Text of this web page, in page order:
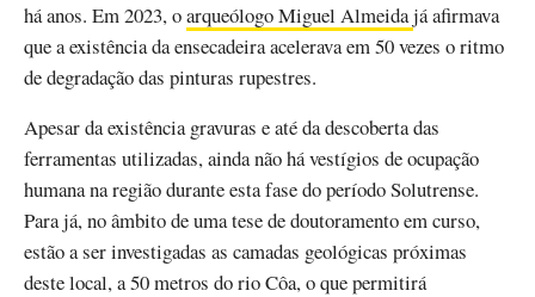
há anos. Em 2023, oarqueólogo Miguel Almeidajá afirmava
que a existência da ensecadeira acelerava em 50 vezes o ritmo
de degradação das pinturas rupestres.
Apesar da existência gravuras e até da descoberta das
ferramentas utilizadas, ainda não há vestígios de ocupação
humana na região durante esta fase do período Solutrense.
Para já, no âmbito de uma tese de doutoramento em curso,
estão a ser investigadas as camadas geológicas próximas
deste local, a 50 metros do rio Côa, o que permitirá